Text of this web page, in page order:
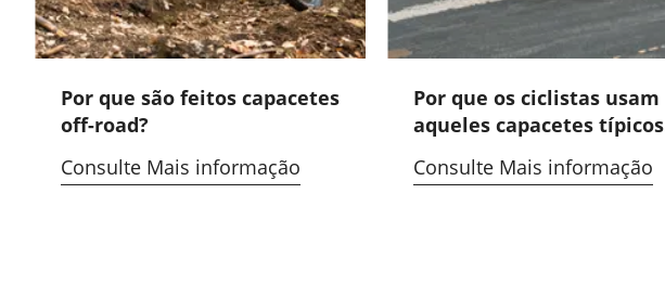
Por que são feitos capacetes
off-road?
Consulte Mais informação
Por que os ciclistas usam
aqueles capacetes típicos
Consulte Mais informação